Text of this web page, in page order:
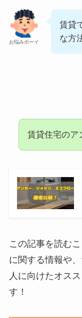
お悩みボーイ
賃貸
な方
賃貸住宅のア
この記事を読む
に関する情報や
人に向けたオス
す！